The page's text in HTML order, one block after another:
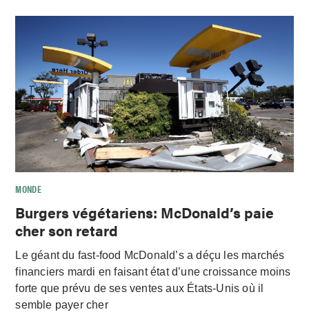
MONDE
Burgers végétariens: McDonald’s paie
cher son retard
Le géant du fast-food McDonald’s a déçu les marchés
financiers mardi en faisant état d’une croissance moins
forte que prévu de ses ventes aux États-Unis où il
semble payer cher